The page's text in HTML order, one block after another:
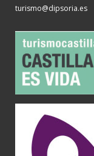
turismo@dipsoria.es